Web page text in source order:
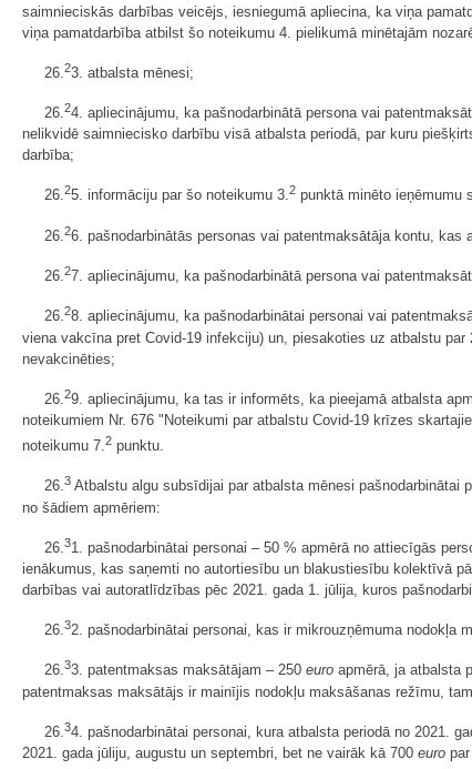
saimnieciskās darbības veicējs, iesniegumā apliecina, ka viņa
viņa pamatdarbība atbilst šo noteikumu 4. pielikumā minētajām
26.23. atbalsta mēnesi;
26.24. apliecinājumu, ka pašnodarbinātā persona vai
nelikvidē saimniecisko darbību visā atbalsta periodā, par kuru
darbība;
26.25. informāciju par šo noteikumu 3.2 punktā minēto ieņēmumu
26.26. pašnodarbinātās personas vai patentmaksātāja kontu,
26.27. apliecinājumu, ka pašnodarbinātā persona vai
26.28. apliecinājumu, ka pašnodarbinātai personai vai
viena vakcīna pret Covid-19 infekciju) un, piesakoties uz atbalstu
nevakcinēties;
26.29. apliecinājumu, ka tas ir informēts, ka pieejamā atbalsta
noteikumiem Nr. 676 "Noteikumi par atbalstu Covid-19 krīzes
noteikumu 7.2 punktu.
26.3 Atbalstu algu subsīdijai par atbalsta mēnesi
no šādiem apmēriem:
26.31. pašnodarbinātai personai – 50 % apmērā no attiecīgās
ienākumus, kas saņemti no autortiesību un blakustiesību kolektīvā
darbības vai autoratlīdzības pēc 2021. gada 1. jūlija, kuros
26.32. pašnodarbinātai personai, kas ir mikrouzņēmuma nodokļa
26.33. patentmaksas maksātājam – 250 euro apmērā, ja atbalsta
patentmaksas maksātājs ir mainījis nodokļu maksāšanas režīmu,
26.34. pašnodarbinātai personai, kura atbalsta periodā no 2021.
2021. gada jūliju, augustu un septembri, bet ne vairāk kā 700 euro